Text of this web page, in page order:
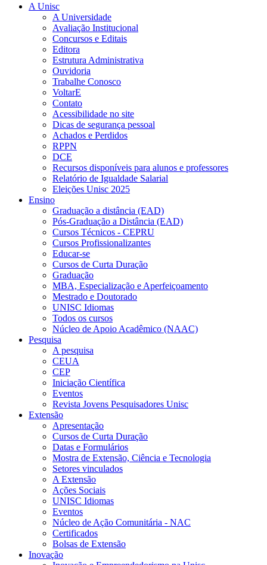
A Unisc
A Universidade
Avaliação Institucional
Concursos e Editais
Editora
Estrutura Administrativa
Ouvidoria
Trabalhe Conosco
VoltarE
Contato
Acessibilidade no site
Dicas de segurança pessoal
Achados e Perdidos
RPPN
DCE
Recursos disponíveis para alunos e professores
Relatório de Igualdade Salarial
Eleições Unisc 2025
Ensino
Graduação a distância (EAD)
Pós-Graduação a Distância (EAD)
Cursos Técnicos - CEPRU
Cursos Profissionalizantes
Educar-se
Cursos de Curta Duração
Graduação
MBA, Especialização e Aperfeiçoamento
Mestrado e Doutorado
UNISC Idiomas
Todos os cursos
Núcleo de Apoio Acadêmico (NAAC)
Pesquisa
A pesquisa
CEUA
CEP
Iniciação Científica
Eventos
Revista Jovens Pesquisadores Unisc
Extensão
Apresentação
Cursos de Curta Duração
Datas e Formulários
Mostra de Extensão, Ciência e Tecnologia
Setores vinculados
A Extensão
Ações Sociais
UNISC Idiomas
Eventos
Núcleo de Ação Comunitária - NAC
Certificados
Bolsas de Extensão
Inovação